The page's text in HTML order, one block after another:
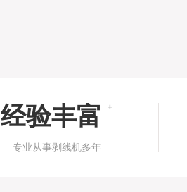
经验丰富 +
专业从事剥线机多年